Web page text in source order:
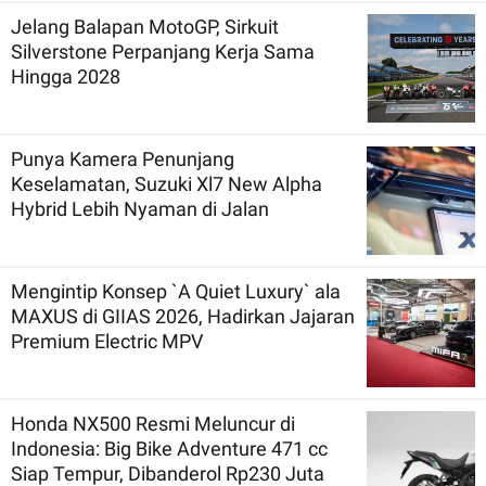
Jelang Balapan MotoGP, Sirkuit
Silverstone Perpanjang Kerja Sama
Hingga 2028
Punya Kamera Penunjang
Keselamatan, Suzuki Xl7 New Alpha
Hybrid Lebih Nyaman di Jalan
Mengintip Konsep `A Quiet Luxury` ala
MAXUS di GIIAS 2026, Hadirkan Jajaran
Premium Electric MPV
Honda NX500 Resmi Meluncur di
Indonesia: Big Bike Adventure 471 cc
Siap Tempur, Dibanderol Rp230 Juta